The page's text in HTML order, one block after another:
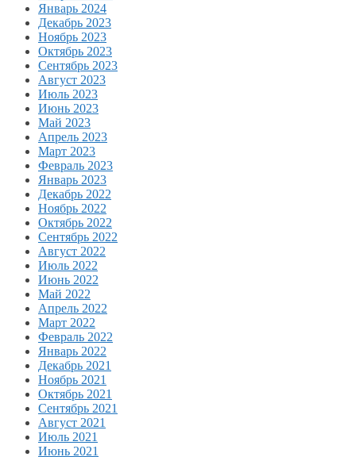
Январь 2024
Декабрь 2023
Ноябрь 2023
Октябрь 2023
Сентябрь 2023
Август 2023
Июль 2023
Июнь 2023
Май 2023
Апрель 2023
Март 2023
Февраль 2023
Январь 2023
Декабрь 2022
Ноябрь 2022
Октябрь 2022
Сентябрь 2022
Август 2022
Июль 2022
Июнь 2022
Май 2022
Апрель 2022
Март 2022
Февраль 2022
Январь 2022
Декабрь 2021
Ноябрь 2021
Октябрь 2021
Сентябрь 2021
Август 2021
Июль 2021
Июнь 2021